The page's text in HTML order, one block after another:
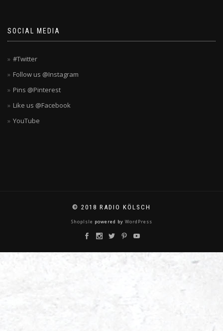
SOCIAL MEDIA
#Twitter
Follow us @Instagram
Pins @Pinterest
Like us @Facebook
YouTube
© 2018 RADIO KÖLSCH
ShopIsle powered by WordPress